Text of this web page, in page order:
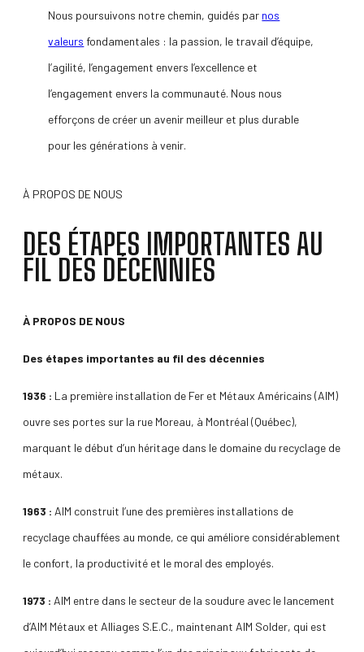
Nous poursuivons notre chemin, guidés par nos
valeurs fondamentales : la passion, le travail d’équipe,
l’agilité, l’engagement envers l’excellence et
l’engagement envers la communauté. Nous nous
efforçons de créer un avenir meilleur et plus durable
pour les générations à venir.
À PROPOS DE NOUS
DES ÉTAPES IMPORTANTES AU
FIL DES DÉCENNIES
À PROPOS DE NOUS
Des étapes importantes au fil des décennies
1936 : La première installation de Fer et Métaux Américains (AIM)
ouvre ses portes sur la rue Moreau, à Montréal (Québec),
marquant le début d’un héritage dans le domaine du recyclage de
métaux.
1963 : AIM construit l’une des premières installations de
recyclage chauffées au monde, ce qui améliore considérablement
le confort, la productivité et le moral des employés.
1973 : AIM entre dans le secteur de la soudure avec le lancement
d’AIM Métaux et Alliages S.E.C., maintenant AIM Solder, qui est